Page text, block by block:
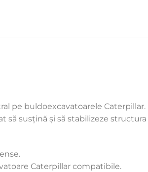
pe buldoexcavatoarele
susțină și să stabilizeze
Caterpillar compatibile.